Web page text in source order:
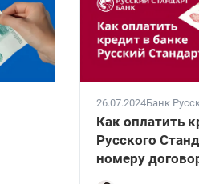
26.07.2024Банк
Как оплатить
Русского
номеру